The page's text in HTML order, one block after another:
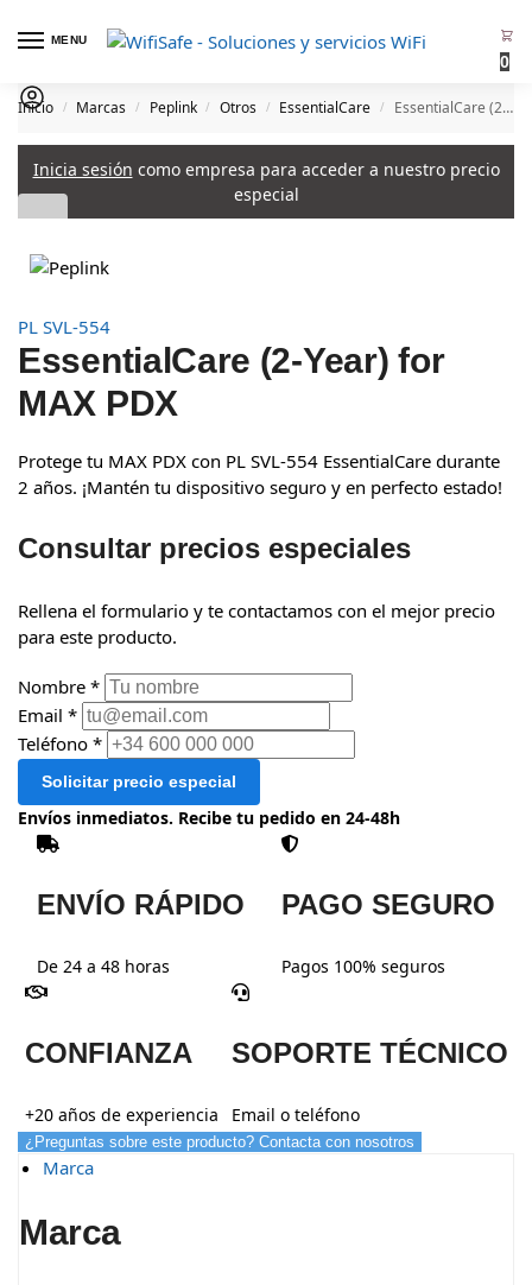
MENU
0
Inicio / Marcas / Peplink / Otros / EssentialCare / EssentialCare (2-Year) for MAX PDX
Inicia sesión como empresa para acceder a nuestro precio
especial
PL SVL-554
EssentialCare (2-Year) for
MAX PDX
Protege tu MAX PDX con PL SVL-554 EssentialCare durante
2 años. ¡Mantén tu dispositivo seguro y en perfecto estado!
Consultar precios especiales
Rellena el formulario y te contactamos con el mejor precio
para este producto.
Nombre *
Email *
Teléfono *
Solicitar precio especial
Envíos inmediatos. Recibe tu pedido en 24-48h
ENVÍO RÁPIDO
De 24 a 48 horas
PAGO SEGURO
Pagos 100% seguros
CONFIANZA
+20 años de experiencia
SOPORTE TÉCNICO
Email o teléfono
¿Preguntas sobre este producto? Contacta con nosotros
Marca
Marca